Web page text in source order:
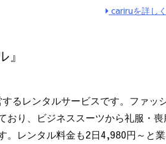
cariruを詳し
るレンタルサービスです。ファッ
り、ビジネススーツから礼服・喪
。レンタル料金も2日4,980円～と